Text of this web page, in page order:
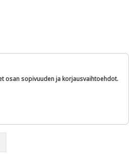
osan sopivuuden ja korjausvaihtoehdot.